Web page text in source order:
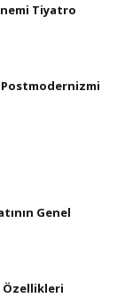
Tiyatro
Genel
Özellikleri